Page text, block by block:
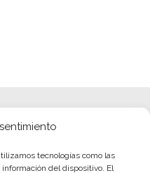
tecnologías como las
del dispositivo. El